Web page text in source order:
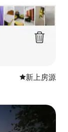
新房源
新上房源